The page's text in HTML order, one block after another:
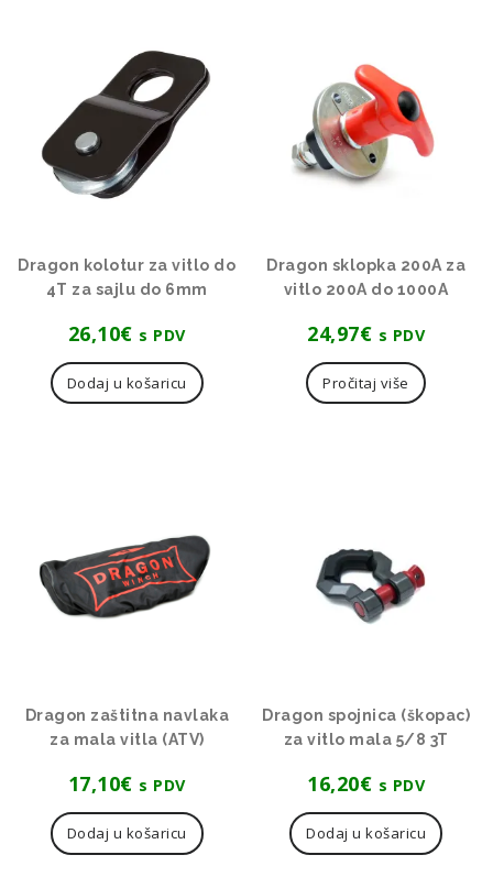
Dragon kolotur za vitlo do
4T za sajlu do 6mm
26,10€ s PDV
Dodaj u košaricu
Dragon sklopka 200A za
vitlo 200A do 1000A
24,97€ s PDV
Pročitaj više
Dragon zaštitna navlaka
za mala vitla (ATV)
17,10€ s PDV
Dodaj u košaricu
Dragon spojnica (škopac)
za vitlo mala 5/8 3T
16,20€ s PDV
Dodaj u košaricu